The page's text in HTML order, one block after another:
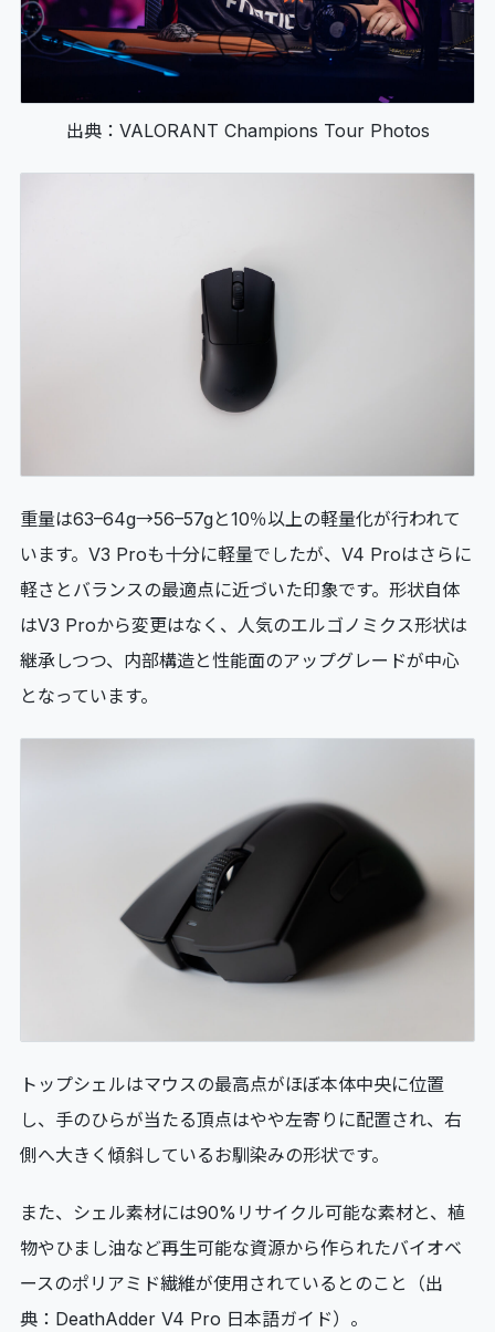
出典：VALORANT Champions Tour Photos
重量は63–64g→56–57gと10％以上の軽量化が行われて
います。V3 Proも十分に軽量でしたが、V4 Proはさらに
軽さとバランスの最適点に近づいた印象です。形状自体
はV3 Proから変更はなく、人気のエルゴノミクス形状は
継承しつつ、内部構造と性能面のアップグレードが中心
となっています。
トップシェルはマウスの最高点がほぼ本体中央に位置
し、手のひらが当たる頂点はやや左寄りに配置され、右
側へ大きく傾斜しているお馴染みの形状です。
また、シェル素材には90%リサイクル可能な素材と、植
物やひまし油など再生可能な資源から作られたバイオベ
ースのポリアミド繊維が使用されているとのこと（出
典：DeathAdder V4 Pro 日本語ガイド）。